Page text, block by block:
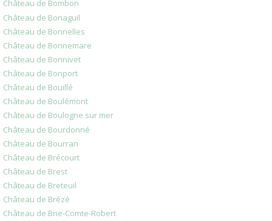
Château de Bombon
Château de Bonaguil
Château de Bonnelles
Château de Bonnemare
Château de Bonnivet
Château de Bonport
Château de Bouillé
Château de Boulémont
Château de Boulogne sur mer
Château de Bourdonné
Château de Bourran
Château de Brécourt
Château de Brest
Château de Breteuil
Château de Brézé
Château de Brie-Comte-Robert